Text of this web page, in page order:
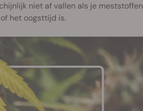
niet af vallen als je meststoffen
het oogsttijd is.